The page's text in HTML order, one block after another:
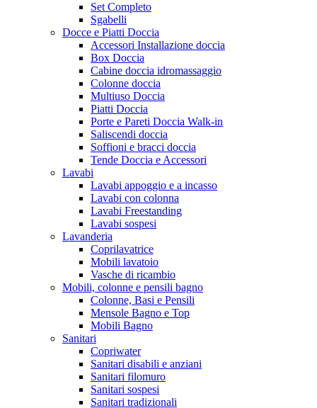
Set Completo
Sgabelli
Docce e Piatti Doccia
Accessori Installazione doccia
Box Doccia
Cabine doccia idromassaggio
Colonne doccia
Multiuso Doccia
Piatti Doccia
Porte e Pareti Doccia Walk-in
Saliscendi doccia
Soffioni e bracci doccia
Tende Doccia e Accessori
Lavabi
Lavabi appoggio e a incasso
Lavabi con colonna
Lavabi Freestanding
Lavabi sospesi
Lavanderia
Coprilavatrice
Mobili lavatoio
Vasche di ricambio
Mobili, colonne e pensili bagno
Colonne, Basi e Pensili
Mensole Bagno e Top
Mobili Bagno
Sanitari
Copriwater
Sanitari disabili e anziani
Sanitari filomuro
Sanitari sospesi
Sanitari tradizionali